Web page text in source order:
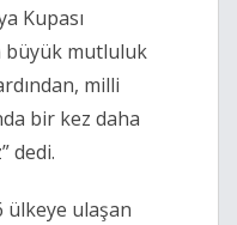
Kupası
büyük mutluluk
milli
bir kez daha
dedi.
ülkeye ulaşan